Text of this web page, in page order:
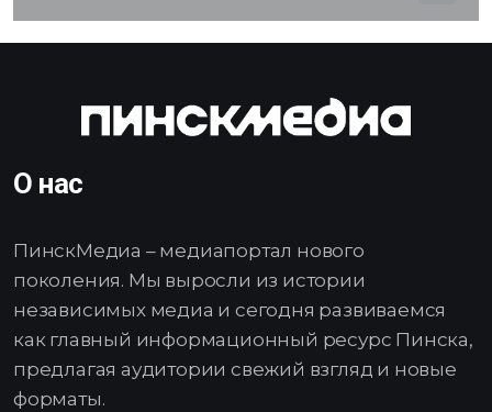
О нас
ПинскМедиа – медиапортал нового
поколения. Мы выросли из истории
независимых медиа и сегодня развиваемся
как главный информационный ресурс Пинска,
предлагая аудитории свежий взгляд и новые
форматы.